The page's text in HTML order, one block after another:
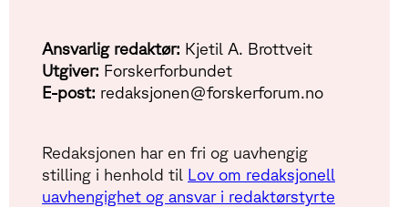
Ansvarlig redaktør: Kjetil A. Brottveit
Utgiver: Forskerforbundet
E-post: redaksjonen@forskerforum.no
Redaksjonen har en fri og uavhengig
stilling i henhold til Lov om redaksjonell
uavhengighet og ansvar i redaktørstyrte